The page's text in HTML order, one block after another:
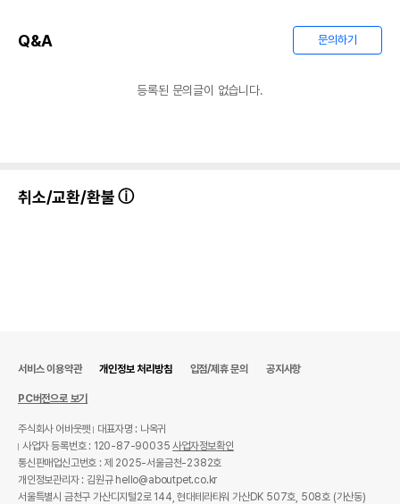
Q&A 문의하기
등록된 문의글이 없습니다.
취소/교환/환불
서비스 이용약관 개인정보 처리방침 입점/제휴 문의 공지사항
PC버전으로 보기
주식회사 어바웃펫
대표자명 : 나옥귀
사업자 등록번호 : 120-87-90035사업자정보확인
통신판매업신고번호 : 제 2025-서울금천-2382호
개인정보관리자 : 김원규 hello@aboutpet.co.kr
서울특별시 금천구 가산디지털2로 144, 현대테라타워 가산DK 507호, 508호 (가산동)